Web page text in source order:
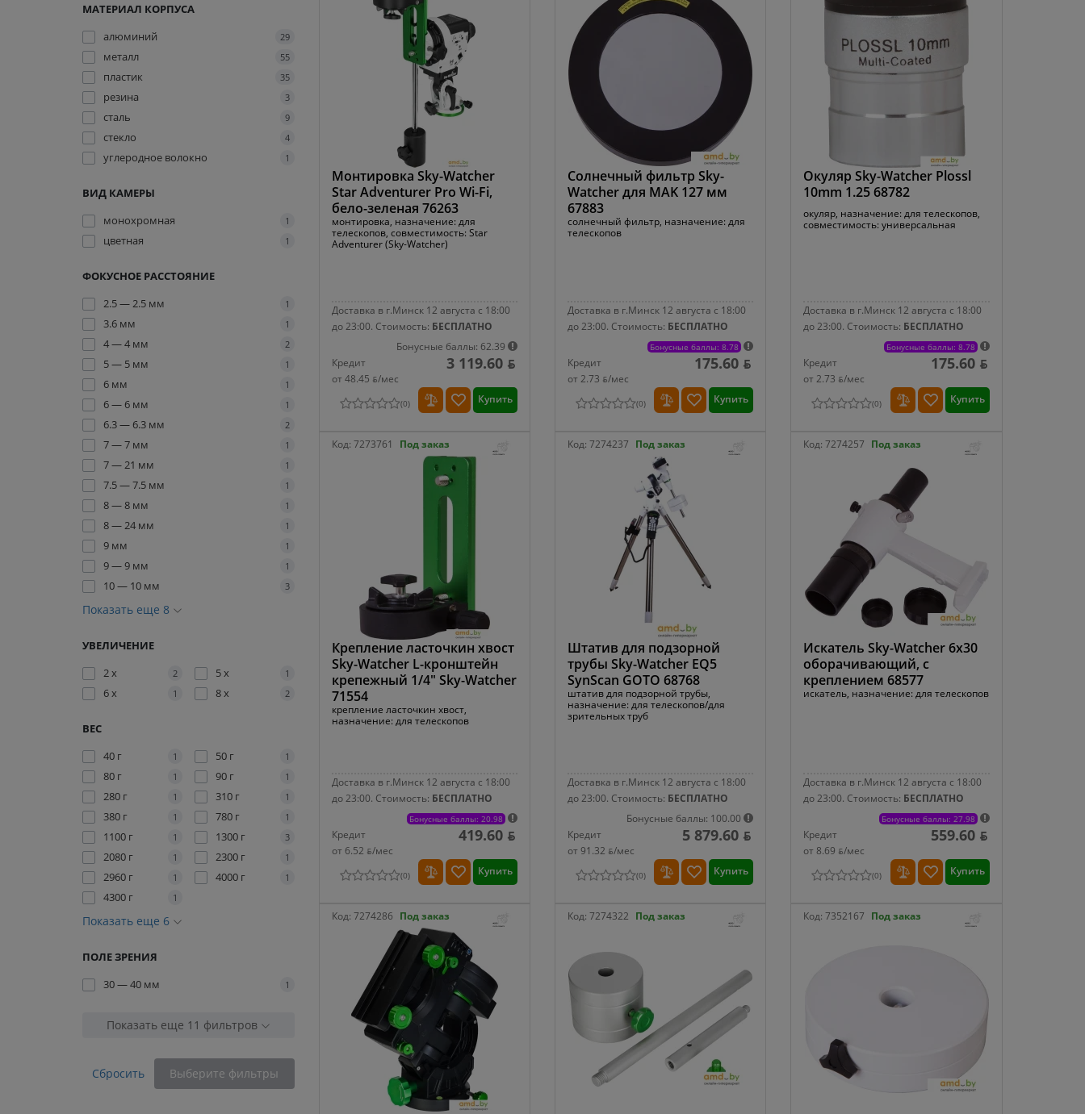
МАТЕРИАЛ КОРПУСА
алюминий
29
металл 55
пластик 35
резина 3
сталь 9
стекло 4
углеродное волокно 1
ВИД КАМЕРЫ
монохромная
1
цветная 1
ФОКУСНОЕ РАССТОЯНИЕ
2.5 — 2.5 мм
1
3.6 мм 1
4 — 4 мм 2
5 — 5 мм 1
6 мм 1
6 — 6 мм 1
6.3 — 6.3 мм 2
7 — 7 мм 1
7 — 21 мм 1
7.5 — 7.5 мм 1
8 — 8 мм 1
8 — 24 мм 1
9 мм 1
9 — 9 мм 1
10 — 10 мм 3
Показать еще 8
УВЕЛИЧЕНИЕ
2 x
2 5 x 1
6 x 1 8 x 2
ВЕС
40 г
1 50 г 1
80 г 1 90 г 1
280 г 1 310 г 1
380 г 1 780 г 1
1100 г 1 1300 г 3
2080 г 1 2300 г 1
2960 г 1 4000 г 1
4300 г 1
Показать еще 6
ПОЛЕ ЗРЕНИЯ
30 — 40 мм
1
Показать еще 11 фильтров
Сбросить Выберите фильтры
Монтировка Sky-Watcher
Star Adventurer Pro Wi-Fi,
бело-зеленая 76263
монтировка, назначение: для
телескопов, совместимость: Star
Adventurer (Sky-Watcher)
Доставка в г.Минск 12 августа с 18:00
до 23:00. Стоимость: БЕСПЛАТНО
Бонусные баллы: 62.39
Кредит
от 48.45 ƃ/мec
3 119.60 ƃ
(0) Купить
Солнечный фильтр Sky-
Watcher для MAK 127 мм
67883
солнечный фильтр, назначение: для
телескопов
Доставка в г.Минск 12 августа с 18:00
до 23:00. Стоимость: БЕСПЛАТНО
Бонусные баллы: 8.78
Кредит
от 2.73 ƃ/мec
175.60 ƃ
(0) Купить
Окуляр Sky-Watcher Plossl
10mm 1.25 68782
окуляр, назначение: для телескопов,
совместимость: универсальная
Доставка в г.Минск 12 августа с 18:00
до 23:00. Стоимость: БЕСПЛАТНО
Бонусные баллы: 8.78
Кредит
от 2.73 ƃ/мec
175.60 ƃ
(0) Купить
Код: 7273761 Под заказ
Крепление ласточкин хвост
Sky-Watcher L-кронштейн
крепежный 1/4" Sky-Watcher
71554
крепление ласточкин хвост,
назначение: для телескопов
Доставка в г.Минск 12 августа с 18:00
до 23:00. Стоимость: БЕСПЛАТНО
Бонусные баллы: 20.98
Кредит
от 6.52 ƃ/мec
419.60 ƃ
(0) Купить
Код: 7274237 Под заказ
Штатив для подзорной
трубы Sky-Watcher EQ5
SynScan GOTO 68768
штатив для подзорной трубы,
назначение: для телескопов/для
зрительных труб
Доставка в г.Минск 12 августа с 18:00
до 23:00. Стоимость: БЕСПЛАТНО
Бонусные баллы: 100.00
Кредит
от 91.32 ƃ/мec
5 879.60 ƃ
(0) Купить
Код:7274257 Под заказ
Искатель Sky-Watcher 6x30
оборачивающий, с
креплением 68577
искатель, назначение: для телескопов
Доставка в г.Минск 12 августа с 18:00
до 23:00. Стоимость: БЕСПЛАТНО
Бонусные баллы: 27.98
Кредит
от 8.69 ƃ/мec
559.60 ƃ
(0) Купить
Код: 7274286 Под заказ Код: 7274322 Под заказ Код:7352167 Под заказ